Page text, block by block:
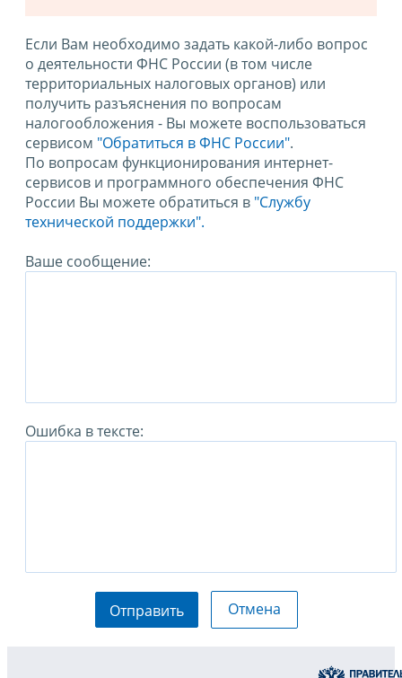
Если Вам необходимо задать какой-либо вопрос
о деятельности ФНС России (в том числе
территориальных налоговых органов) или
получить разъяснения по вопросам
налогообложения - Вы можете воспользоваться
сервисом "Обратиться в ФНС России".
По вопросам функционирования интернет-
сервисов и программного обеспечения ФНС
России Вы можете обратиться в "Службу
технической поддержки".
Ваше сообщение:
Ошибка в тексте:
Отправить Отмена